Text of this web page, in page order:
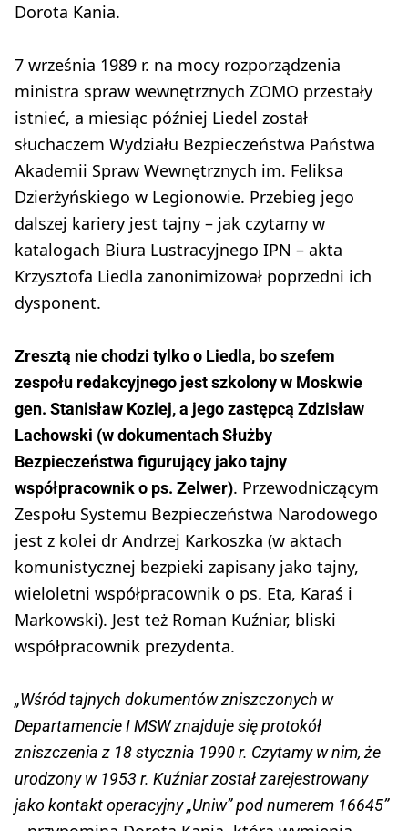
Dorota Kania.
7 września 1989 r. na mocy rozporządzenia
ministra spraw wewnętrznych ZOMO przestały
istnieć, a miesiąc później Liedel został
słuchaczem Wydziału Bezpieczeństwa Państwa
Akademii Spraw Wewnętrznych im. Feliksa
Dzierżyńskiego w Legionowie. Przebieg jego
dalszej kariery jest tajny – jak czytamy w
katalogach Biura Lustracyjnego IPN – akta
Krzysztofa Liedla zanonimizował poprzedni ich
dysponent.
Zresztą nie chodzi tylko o Liedla, bo szefem
zespołu redakcyjnego jest szkolony w Moskwie
gen. Stanisław Koziej, a jego zastępcą Zdzisław
Lachowski (w dokumentach Służby
Bezpieczeństwa figurujący jako tajny
współpracownik o ps. Zelwer). Przewodniczącym
Zespołu Systemu Bezpieczeństwa Narodowego
jest z kolei dr Andrzej Karkoszka (w aktach
komunistycznej bezpieki zapisany jako tajny,
wieloletni współpracownik o ps. Eta, Karaś i
Markowski). Jest też Roman Kuźniar, bliski
współpracownik prezydenta.
„Wśród tajnych dokumentów zniszczonych w
Departamencie I MSW znajduje się protokół
zniszczenia z 18 stycznia 1990 r. Czytamy w nim, że
urodzony w 1953 r. Kuźniar został zarejestrowany
jako kontakt operacyjny „Uniw” pod numerem 16645”